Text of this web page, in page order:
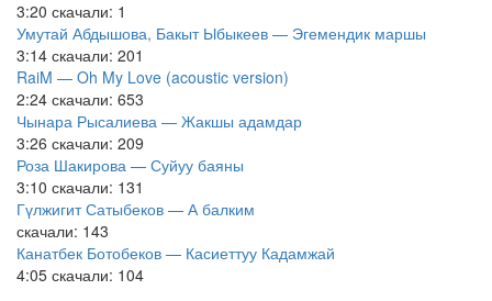
3:20 скачали: 1
Умутай Абдышова, Бакыт Ыбыкеев — Эгемендик маршы
3:14 скачали: 201
RaiM — Oh My Love (acoustic version)
2:24 скачали: 653
Чынара Рысалиева — Жакшы адамдар
3:26 скачали: 209
Роза Шакирова — Суйуу баяны
3:10 скачали: 131
Гүлжигит Сатыбеков — А балким
скачали: 143
Канатбек Ботобеков — Касиеттуу Кадамжай
4:05 скачали: 104